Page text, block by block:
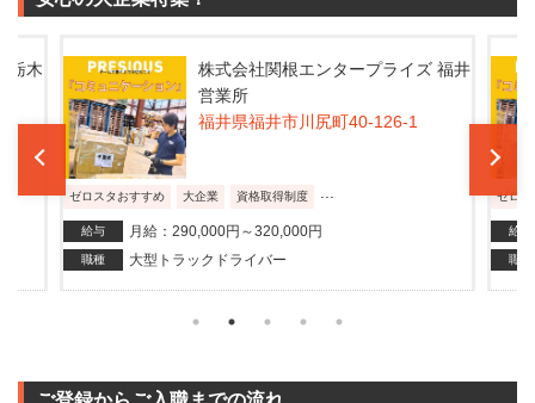
栃木
株式会社関根エンタープライズ 福井
営業所
福井県福井市川尻町40-126-1
ゼロスタおすすめ 大企業 資格取得制度
給与 月給：290,000円～320,000円
職種 大型トラックドライバー
ゼロス
給与
職種